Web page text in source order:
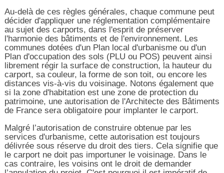
Au-delà de ces règles générales, chaque commune peut
décider d'appliquer une réglementation complémentaire
au sujet des carports, dans l'esprit de préserver
l'harmonie des bâtiments et de l'environnement. Les
communes dotées d'un Plan local d'urbanisme ou d'un
Plan d'occupation des sols (PLU ou POS) peuvent ainsi
librement régir la surface de construction, la hauteur du
carport, sa couleur, la forme de son toit, ou encore les
distances vis-à-vis du voisinage. Notons également que
si la zone d'habitation est une zone de protection du
patrimoine, une autorisation de l'Architecte des Bâtiments
de France sera obligatoire pour implanter le carport.
Malgré l’autorisation de construire obtenue par les
services d'urbanisme, cette autorisation est toujours
délivrée sous réserve du droit des tiers. Cela signifie que
le carport ne doit pas importuner le voisinage. Dans le
cas contraire, les voisins ont le droit de demander